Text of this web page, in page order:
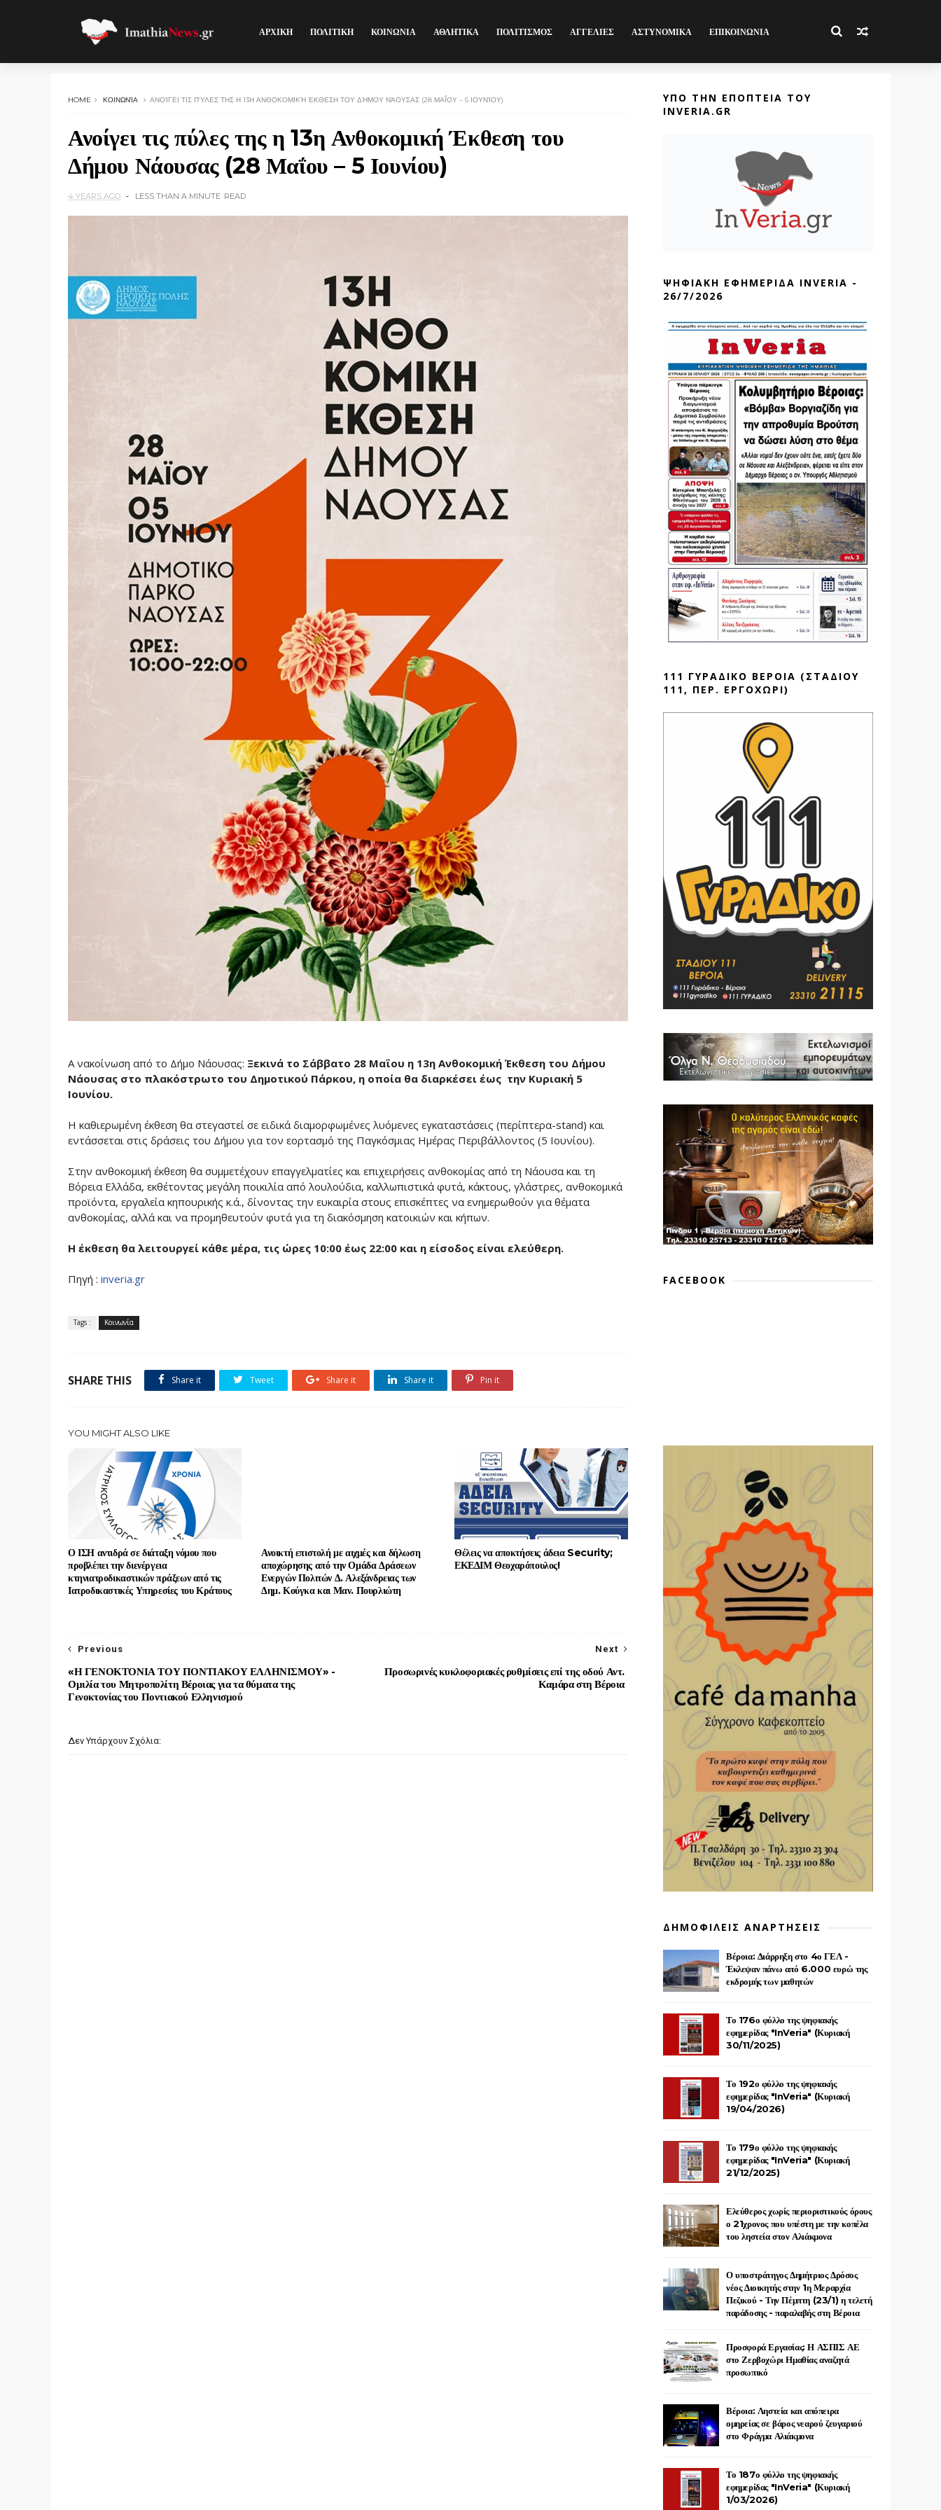
ΑΡΧΙΚΗ ΠΟΛΙΤΙΚΗ ΚΟΙΝΩΝΙΑ ΑΘΛΗΤΙΚΑ ΠΟΛΙΤΙΣΜΟΣ ΑΓΓΕΛΙΕΣ ΑΣΤΥΝΟΜΙΚΑ ΕΠΙΚΟΙΝΩΝΙΑ
HOME ΚΟΙΝΩΝΊΑ ΑΝΟΊΓΕΙ ΤΙΣ ΠΎΛΕΣ ΤΗΣ Η 13Η ΑΝΘΟΚΟΜΙΚΉ ΈΚΘΕΣΗ ΤΟΥ ΔΉΜΟΥ ΝΆΟΥΣΑΣ (28 ΜΑΪ́ΟΥ – 5 ΙΟΥΝΊΟΥ)
Ανοίγει τις πύλες της η 13η Ανθοκομική Έκθεση του
Δήμου Νάουσας (28 Μαΐου – 5 Ιουνίου)
4 YEARS AGO LESS THAN A MINUTE READ
Α νακοίνωση από το Δήμο Νάουσας: Ξεκινά τo Σάββατο 28 Μαΐου η 13η Ανθοκομική Έκθεση του Δήμου
Νάουσας στο πλακόστρωτο του Δημοτικού Πάρκου, η οποία θα διαρκέσει έως την Κυριακή 5
Ιουνίου.
Η καθιερωμένη έκθεση θα στεγαστεί σε ειδικά διαμορφωμένες λυόμενες εγκαταστάσεις (περίπτερα-stand) και
εντάσσεται στις δράσεις του Δήμου για τον εορτασμό της Παγκόσμιας Ημέρας Περιβάλλοντος (5 Ιουνίου).
Στην ανθοκομική έκθεση θα συμμετέχουν επαγγελματίες και επιχειρήσεις ανθοκομίας από τη Νάουσα και τη
Βόρεια Ελλάδα, εκθέτοντας μεγάλη ποικιλία από λουλούδια, καλλωπιστικά φυτά, κάκτους, γλάστρες, ανθοκομικά
προϊόντα, εργαλεία κηπουρικής κ.ά., δίνοντας την ευκαιρία στους επισκέπτες να ενημερωθούν για θέματα
ανθοκομίας, αλλά και να προμηθευτούν φυτά για τη διακόσμηση κατοικιών και κήπων.
Η έκθεση θα λειτουργεί κάθε μέρα, τις ώρες 10:00 έως 22:00 και η είσοδος είναι ελεύθερη.
Πηγή : inveria.gr
Tags : Κοινωνία
SHARE THIS Share it Tweet Share it Share it Pin it
YOU MIGHT ALSO LIKE
Ο ΙΣΗ αντιδρά σε διάταξη νόμου που
προβλέπει την διενέργεια
κτηνιατροδικαστικών πράξεων από τις
Ιατροδικαστικές Υπηρεσίες του Κράτους
Ανοικτή επιστολή με αιχμές και δήλωση
αποχώρησης από την Ομάδα Δράσεων
Ενεργών Πολιτών Δ. Αλεξάνδρειας των
Δημ. Κούγκα και Μαν. Πουρλιώτη
Θέλεις να αποκτήσεις άδεια Security;
ΕΚΕΔΙΜ Θεοχαρόπουλος!
Next
Προσωρινές κυκλοφοριακές ρυθμίσεις επί της οδού Αντ.
Καμάρα στη Βέροια
Previous
«Η ΓΕΝΟΚΤΟΝΙΑ ΤΟΥ ΠΟΝΤΙΑΚΟΥ ΕΛΛΗΝΙΣΜΟΥ» -
Ομιλία του Μητροπολίτη Βέροιας για τα θύματα της
Γενοκτονίας του Ποντιακού Ελληνισμού
Δεν Υπάρχουν Σχόλια:
ΥΠΟ ΤΗΝ ΕΠΟΠΤΕΙΑ ΤΟΥ
INVERIA.GR
ΨΗΦΙΑΚΗ ΕΦΗΜΕΡΙΔΑ INVERIA -
26/7/2026
111 ΓΥΡΑΔΙΚΟ ΒΕΡΟΙΑ (ΣΤΑΔΙΟΥ
111, ΠΕΡ. ΕΡΓΟΧΩΡΙ)
FACEBOOK
ΔΗΜΟΦΙΛΕΙΣ ΑΝΑΡΤΗΣΕΙΣ
Βέροια: Διάρρηξη στο 4ο ΓΕΛ -
Έκλεψαν πάνω από 6.000 ευρώ της
εκδρομής των μαθητών
Το 176ο φύλλο της ψηφιακής
εφημερίδας "InVeria" (Κυριακή
30/11/2025)
Το 192ο φύλλο της ψηφιακής
εφημερίδας "InVeria" (Κυριακή
19/04/2026)
Το 179ο φύλλο της ψηφιακής
εφημερίδας "InVeria" (Κυριακή
21/12/2025)
Ελεύθερος χωρίς περιοριστικούς όρους
ο 21χρονος που υπέστη με την κοπέλα
του ληστεία στον Αλιάκμονα
Ο υποστράτηγος Δημήτριος Δρόσος
νέος Διοικητής στην 1η Μεραρχία
Πεζικού - Την Πέμπτη (23/1) η τελετή
παράδοσης - παραλαβής στη Βέροια
Προσφορά Εργασίας: Η ΑΣΠΙΣ ΑΕ
στο Ζερβοχώρι Ημαθίας αναζητά
προσωπικό
Βέροια: Ληστεία και απόπειρα
ομηρείας σε βάρος νεαρού ζευγαριού
στο Φράγμα Αλιάκμονα
Το 187ο φύλλο της ψηφιακής
εφημερίδας "InVeria" (Κυριακή
1/03/2026)